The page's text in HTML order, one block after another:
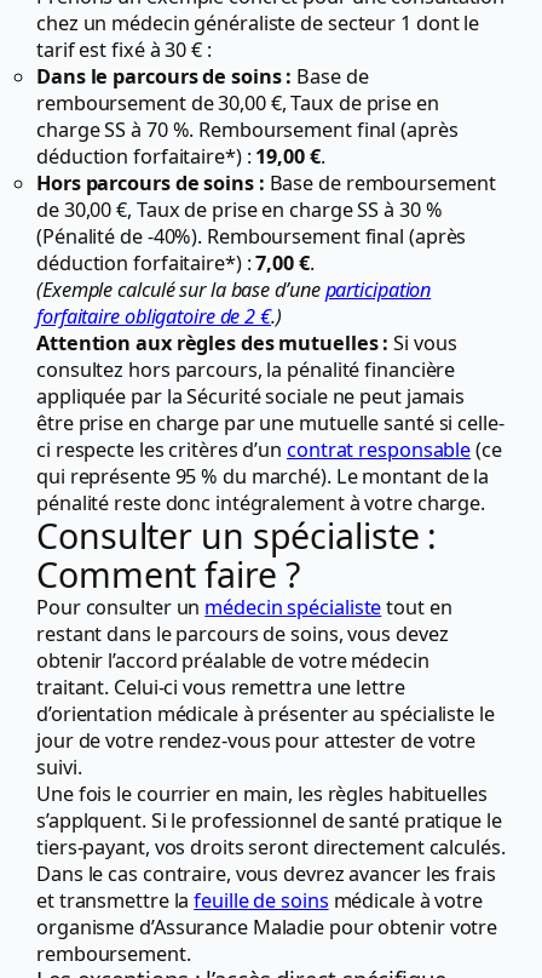
chez un médecin généraliste de secteur 1 dont le
tarif est fixé à 30 € :
Dans le parcours de soins : Base de
remboursement de 30,00 €, Taux de prise en
charge SS à 70 %. Remboursement final (après
déduction forfaitaire*) :19,00 €.
Hors parcours de soins : Base de remboursement
de 30,00 €, Taux de prise en charge SS à 30 %
(Pénalité de -40%). Remboursement final (après
déduction forfaitaire*) :7,00 €.
(Exemple calculé sur la base d’uneparticipation
forfaitaire obligatoire de 2 €.)
Attention aux règles des mutuelles : Si vous
consultez hors parcours, la pénalité financière
appliquée par la Sécurité sociale ne peut jamais
être prise en charge par une mutuelle santé si celle-
ci respecte les critères d’un contrat responsable(ce
qui représente 95 % du marché). Le montant de la
pénalité reste donc intégralement à votre charge.
Consulter un spécialiste :
Comment faire ?
Pour consulter un médecin spécialistetout en
restant dans le parcours de soins, vous devez
obtenir l’accord préalable de votre médecin
traitant. Celui-ci vous remettra une lettre
d’orientation médicale à présenter au spécialiste le
jour de votre rendez-vous pour attester de votre
suivi.
Une fois le courrier en main, les règles habituelles
s’applquent. Si le professionnel de santé pratique le
tiers-payant, vos droits seront directement calculés.
Dans le cas contraire, vous devrez avancer les frais
et transmettre lafeuille de soins médicale à votre
organisme d’Assurance Maladie pour obtenir votre
remboursement.